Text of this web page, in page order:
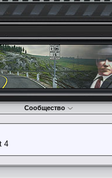
Сообщество
4